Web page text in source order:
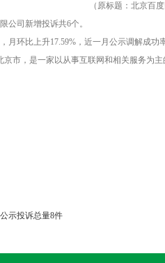
（原标题：北京百
公司新增投诉共6个。
环比上升17.59%，近一月公示调解成功率
市，是一家以从事互联网和相关服务为主
示投诉总量8件